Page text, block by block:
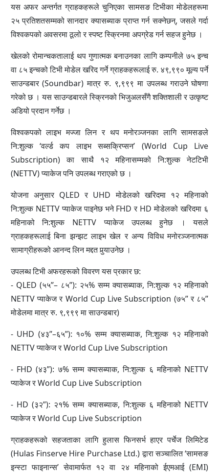
यस अफर अन्तर्गत ग्राहकहरूले चुनिएका सामसङ टिभीका मोडेलहरूमा
२५ प्रतिशतसम्मको सानदार क्यासब्याक प्राप्त गर्न सक्नेछन्, जसले गर्दा
विश्वकपको अवसरमा ठूलो र स्पष्ट स्क्रिनमा अपग्रेड गर्न सहज हुनेछ ।
खेलको रोमान्चकतालाई थप गुणात्मक बनाउनका लागि कम्पनीले ७५ इन्च
वा ८५ इन्चको टिभी मोडेल खरिद गर्ने ग्राहकहरूलाई रु. ४९,९९० मूल्य पर्ने
साउन्डबार (Soundbar) मात्र रु. ९,९९९ मा उपलब्ध गराउने घोषणा
गरेको छ । यस साउन्डबारले स्क्रिनको भिजुअलसँगै शक्तिशाली र उत्कृष्ट
अडियो प्रदान गर्नेछ ।
विश्वकपको लाइभ मज्जा लिन र थप मनोरञ्जनका लागि सामसङले
नि:शुल्क ‘वर्ल्ड कप लाइभ सब्सक्रिप्सन’ (World Cup Live
Subscription) का साथै १२ महिनासम्मको नि:शुल्क नेटटिभी
(NETTV) प्याकेज पनि उपलब्ध गराएको छ ।
योजना अनुसार QLED र UHD मोडेलको खरिदमा १२ महिनाको
नि:शुल्क NETTV प्याकेज पाइनेछ भने FHD र HD मोडेलको खरिदमा ६
महिनाको नि:शुल्क NETTV प्याकेज उपलब्ध हुनेछ । यसले
ग्राहकहरूलाई बिना झन्झट लाइभ खेल र अन्य विविध मनोरञ्जनात्मक
सामाग्रीहरूको आनन्द लिन मद्दत पुर्‍याउनेछ ।
उपलब्ध टिभी अफरहरूको विवरण यस प्रकार छ:
- QLED (५५”– ८५”): २५% सम्म क्यासब्याक, नि:शुल्क १२ महिनाको
NETTV प्याकेज र World Cup Live Subscription (७५” र ८५”
मोडेलमा मात्र रु. ९,९९९ मा साउन्डबार)
- UHD (४३”–६५”): १०% सम्म क्यासब्याक, नि:शुल्क १२ महिनाको
NETTV प्याकेज र World Cup Live Subscription
- FHD (४३”): ७% सम्म क्यासब्याक, नि:शुल्क ६ महिनाको NETTV
प्याकेज र World Cup Live Subscription
- HD (३२”): २१% सम्म क्यासब्याक, नि:शुल्क ६ महिनाको NETTV
प्याकेज र World Cup Live Subscription
ग्राहकहरूको सहजताका लागि हुलास फिनसर्भ हाएर पर्चेज लिमिटेड
(Hulas Finserve Hire Purchase Ltd.) द्वारा सञ्चालित ‘सामसङ
इन्स्टा फाइनान्स’ सेवामार्फत १२ वा २४ महिनाको ईएमआई (EMI)